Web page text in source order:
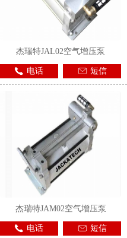
杰瑞特JAL02空气增压泵
电话 短信
杰瑞特JAM02空气增压泵
电话 短信